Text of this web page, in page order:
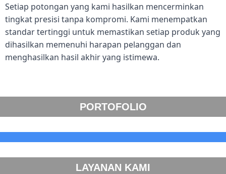
Setiap potongan yang kami hasilkan mencerminkan
tingkat presisi tanpa kompromi. Kami menempatkan
standar tertinggi untuk memastikan setiap produk yang
dihasilkan memenuhi harapan pelanggan dan
menghasilkan hasil akhir yang istimewa.
PORTOFOLIO
LAYANAN KAMI